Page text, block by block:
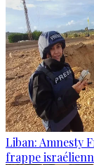
Liban: Amnesty
frappe